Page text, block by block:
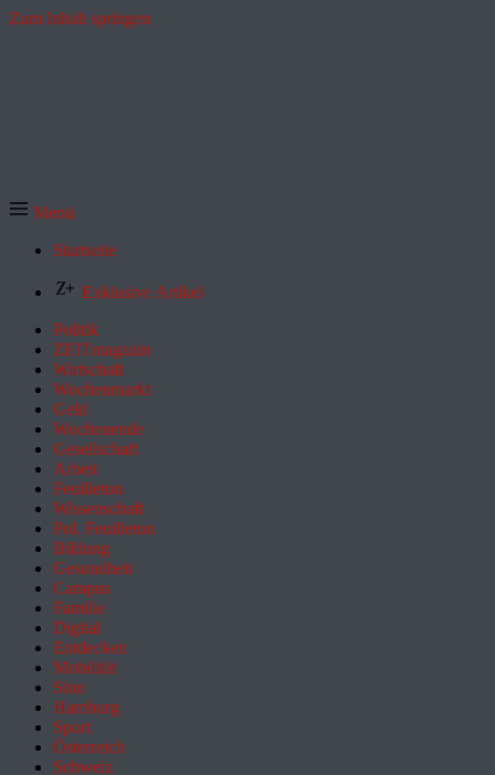
Zum Inhalt springen
Menü
Startseite
Exklusive Artikel
Politik
ZEITmagazin
Wirtschaft
Wochenmarkt
Geld
Wochenende
Gesellschaft
Arbeit
Feuilleton
Wissenschaft
Pol. Feuilleton
Bildung
Gesundheit
Campus
Familie
Digital
Entdecken
Mobilität
Sinn
Hamburg
Sport
Österreich
Schweiz